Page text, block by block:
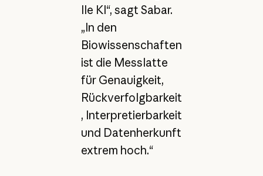
lle KI“, sagt Sabar.
„In den
Biowissenschaften
ist die Messlatte
für Genauigkeit,
Rückverfolgbarkeit
, Interpretierbarkeit
und Datenherkunft
extrem hoch.“